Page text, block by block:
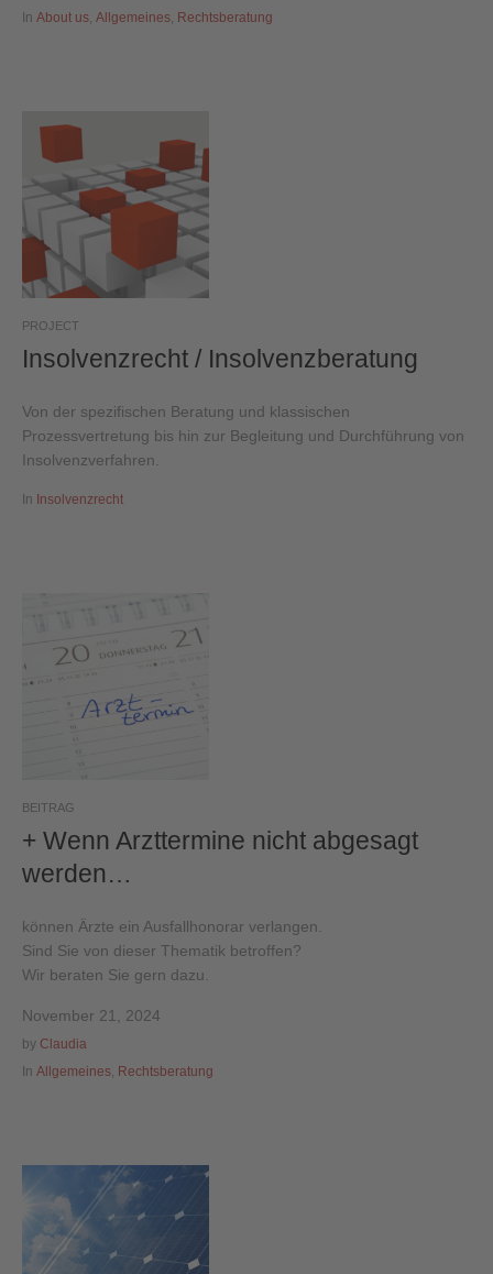
In About us, Allgemeines, Rechtsberatung
PROJECT
Insolvenzrecht / Insolvenzberatung
Von der spezifischen Beratung und klassischen
Prozessvertretung bis hin zur Begleitung und Durchführung von
Insolvenzverfahren.
In Insolvenzrecht
BEITRAG
+ Wenn Arzttermine nicht abgesagt
werden…
können Ärzte ein Ausfallhonorar verlangen.
Sind Sie von dieser Thematik betroffen?
Wir beraten Sie gern dazu.
November 21, 2024
by Claudia
In Allgemeines, Rechtsberatung